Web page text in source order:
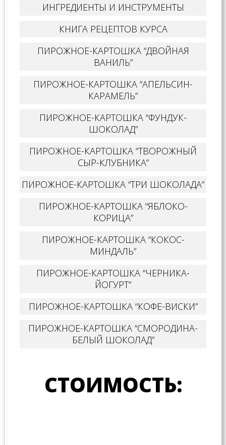
ИНГРЕДИЕНТЫ И ИНСТРУМЕНТЫ
КНИГА РЕЦЕПТОВ КУРСА
ПИРОЖНОЕ-КАРТОШКА “ДВОЙНАЯ
ВАНИЛЬ”
ПИРОЖНОЕ-КАРТОШКА “АПЕЛЬСИН-
КАРАМЕЛЬ”
ПИРОЖНОЕ-КАРТОШКА “ФУНДУК-
ШОКОЛАД”
ПИРОЖНОЕ-КАРТОШКА “ТВОРОЖНЫЙ
СЫР-КЛУБНИКА”
ПИРОЖНОЕ-КАРТОШКА “ТРИ ШОКОЛАДА”
ПИРОЖНОЕ-КАРТОШКА “ЯБЛОКО-
КОРИЦА”
ПИРОЖНОЕ-КАРТОШКА “КОКОС-
МИНДАЛЬ”
ПИРОЖНОЕ-КАРТОШКА “ЧЕРНИКА-
ЙОГУРТ”
ПИРОЖНОЕ-КАРТОШКА “КОФЕ-ВИСКИ”
ПИРОЖНОЕ-КАРТОШКА “СМОРОДИНА-
БЕЛЫЙ ШОКОЛАД”
СТОИМОСТЬ: